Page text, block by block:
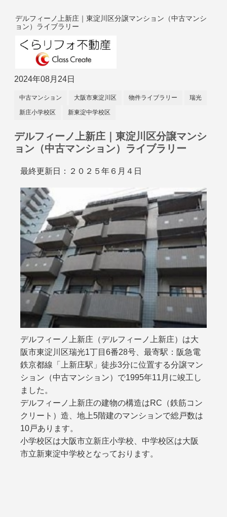
デルフィーノ上新庄｜東淀川区分譲マンション（中古マンシ
ョン）ライブラリー
2024年08月24日
中古マンション 大阪市東淀川区 物件ライブラリー 瑞光
新庄小学校区 新東淀中学校区
デルフィーノ上新庄｜東淀川区分譲マンシ
ョン（中古マンション）ライブラリー
最終更新日：２０２５年６月４日
デルフィーノ上新庄（デルフィーノ上新庄）は大
阪市東淀川区瑞光1丁目6番28号、最寄駅：阪急電
鉄京都線「上新庄駅」徒歩3分に位置する分譲マン
ション（中古マンション）で1995年11月に竣工し
ました。
デルフィーノ上新庄の建物の構造はRC（鉄筋コン
クリート）造、地上5階建のマンションで総戸数は
10戸あります。
小学校区は大阪市立新庄小学校、中学校区は大阪
市立新東淀中学校となっております。